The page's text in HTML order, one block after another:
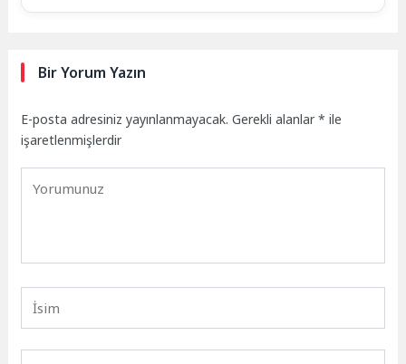
Bir Yorum Yazın
E-posta adresiniz yayınlanmayacak. Gerekli alanlar* ile
işaretlenmişlerdir